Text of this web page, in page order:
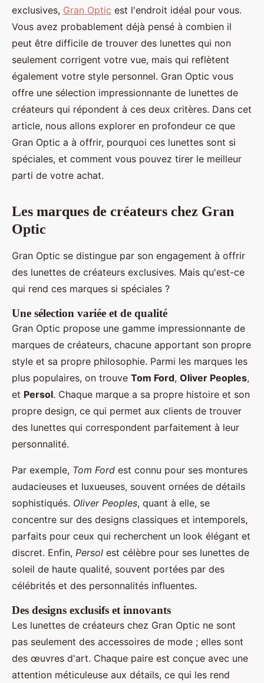
exclusives, Gran Optic est l'endroit idéal pour vous.
Vous avez probablement déjà pensé à combien il
peut être difficile de trouver des lunettes qui non
seulement corrigent votre vue, mais qui reflètent
également votre style personnel. Gran Optic vous
offre une sélection impressionnante de lunettes de
créateurs qui répondent à ces deux critères. Dans cet
article, nous allons explorer en profondeur ce que
Gran Optic a à offrir, pourquoi ces lunettes sont si
spéciales, et comment vous pouvez tirer le meilleur
parti de votre achat.
Les marques de créateurs chez Gran
Optic
Gran Optic se distingue par son engagement à offrir
des lunettes de créateurs exclusives. Mais qu'est-ce
qui rend ces marques si spéciales ?
Une sélection variée et de qualité
Gran Optic propose une gamme impressionnante de
marques de créateurs, chacune apportant son propre
style et sa propre philosophie. Parmi les marques les
plus populaires, on trouve Tom Ford, Oliver Peoples,
et Persol. Chaque marque a sa propre histoire et son
propre design, ce qui permet aux clients de trouver
des lunettes qui correspondent parfaitement à leur
personnalité.
Par exemple, Tom Ford est connu pour ses montures
audacieuses et luxueuses, souvent ornées de détails
sophistiqués. Oliver Peoples, quant à elle, se
concentre sur des designs classiques et intemporels,
parfaits pour ceux qui recherchent un look élégant et
discret. Enfin, Persol est célèbre pour ses lunettes de
soleil de haute qualité, souvent portées par des
célébrités et des personnalités influentes.
Des designs exclusifs et innovants
Les lunettes de créateurs chez Gran Optic ne sont
pas seulement des accessoires de mode ; elles sont
des œuvres d'art. Chaque paire est conçue avec une
attention méticuleuse aux détails, ce qui les rend